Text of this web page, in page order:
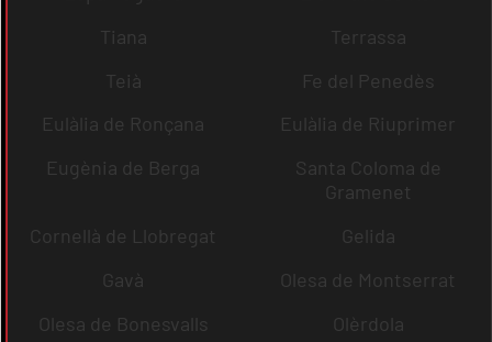
Tiana
Terrassa
Teià
Fe del Penedès
Eulàlia de Ronçana
Eulàlia de Riuprimer
Eugènia de Berga
Santa Coloma de
Gramenet
Cornellà de Llobregat
Gelida
Gavà
Olesa de Montserrat
Olesa de Bonesvalls
Olèrdola